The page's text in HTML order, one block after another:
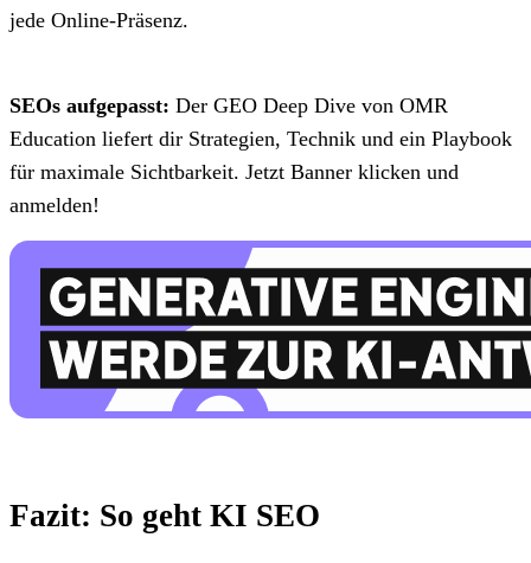
jede Online-Präsenz.
SEOs aufgepasst: Der GEO Deep Dive von OMR
Education liefert dir Strategien, Technik und ein Playbook
für maximale Sichtbarkeit. Jetzt Banner klicken und
anmelden!
Fazit: So geht KI SEO